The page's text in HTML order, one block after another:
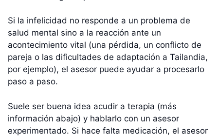
Si la infelicidad no responde a un problema de
salud mental sino a la reacción ante un
acontecimiento vital (una pérdida, un conflicto de
pareja o las dificultades de adaptación a Tailandia,
por ejemplo), el asesor puede ayudar a procesarlo
paso a paso.
Suele ser buena idea acudir a terapia (más
información abajo) y hablarlo con un asesor
experimentado. Si hace falta medicación, el asesor